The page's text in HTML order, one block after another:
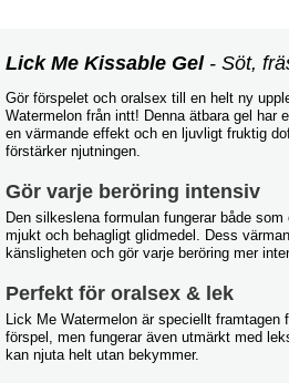
Lick Me Kissable Gel- Söt,
Gör förspelet och oralsex till en helt ny
Watermelon från intt! Denna ätbara gel har
en värmande effekt och en ljuvligt fruktig
förstärker njutningen.
Gör varje beröring intensiv
Den silkeslena formulan fungerar både
mjukt och behagligt glidmedel. Dess
känsligheten och gör varje beröring mer
Perfekt för oralsex & lek
Lick Me Watermelon är speciellt framtagen
förspel, men fungerar även utmärkt med
kan njuta helt utan bekymmer.